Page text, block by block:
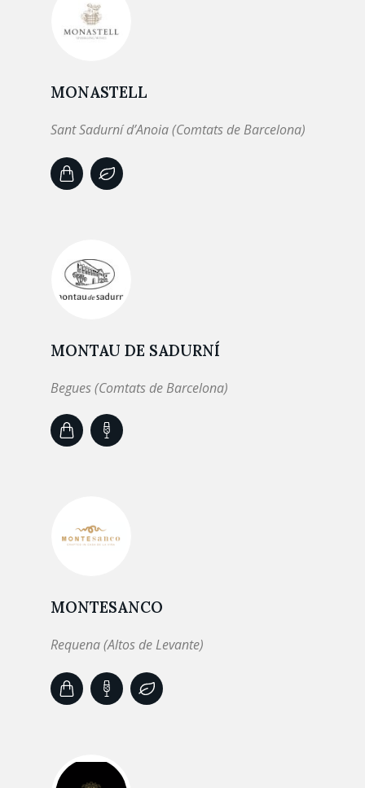
MONASTELL
Sant Sadurní d’Anoia (Comtats de Barcelona)
MONTAU DE SADURNÍ
Begues (Comtats de Barcelona)
MONTESANCO
Requena (Altos de Levante)